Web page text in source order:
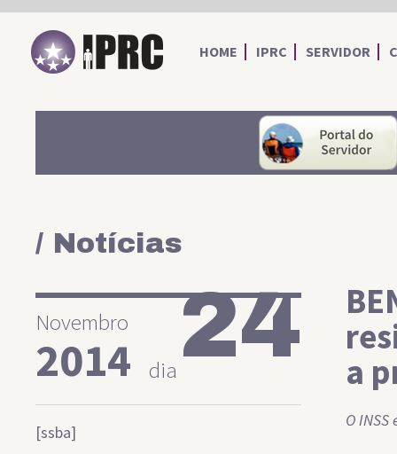
IPRC
HOME IPRC SERVIDOR
/ Notícias
Novembro
2014 dia24
[ssba]
a
O